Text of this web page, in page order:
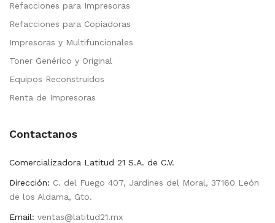
Refacciones para Impresoras
Refacciones para Copiadoras
Impresoras y Multifuncionales
Toner Genérico y Original
Equipos Reconstruidos
Renta de Impresoras
Contactanos
Comercializadora Latitud 21 S.A. de C.V.
Dirección: C. del Fuego 407, Jardines del Moral, 37160 León
de los Aldama, Gto.
Email: ventas@latitud21.mx